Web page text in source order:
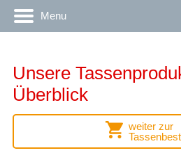
Menu
Unsere
Überblick
weiter zur